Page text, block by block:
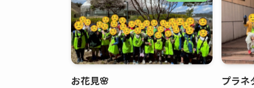
お花見🌸 プラ